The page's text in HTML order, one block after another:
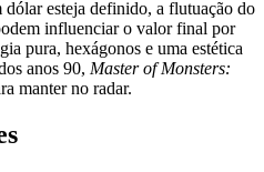
esteja definido, a flutuação do
influenciar o valor final por
pura, hexágonos e uma estética
anos 90, Master of Monsters:
manter no radar.